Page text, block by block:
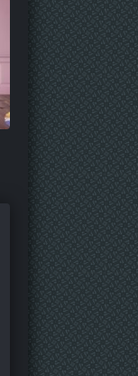
Ничто